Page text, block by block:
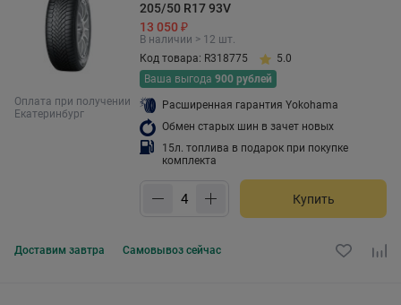
Оплата при получении
Екатеринбург
205/50 R17 93V
13 050 ₽
В наличии > 12 шт.
Код товара: R318775
5.0
Ваша выгода 900 рублей
Расширенная гарантия Yokohama
Обмен старых шин в зачет новых
15л. топлива в подарок при покупке
комплекта
Купить
Доставим завтра Самовывоз сейчас